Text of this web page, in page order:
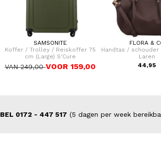
SAMSONITE
Koffer / Trolley / Reiskoffer 75
cm (Large) S'Cure
VAN 249,00VOOR 159,00
FLORA &
Handtas / schouder
Laren
44,95
BEL 0172 - 447 517 (5 dagen per week